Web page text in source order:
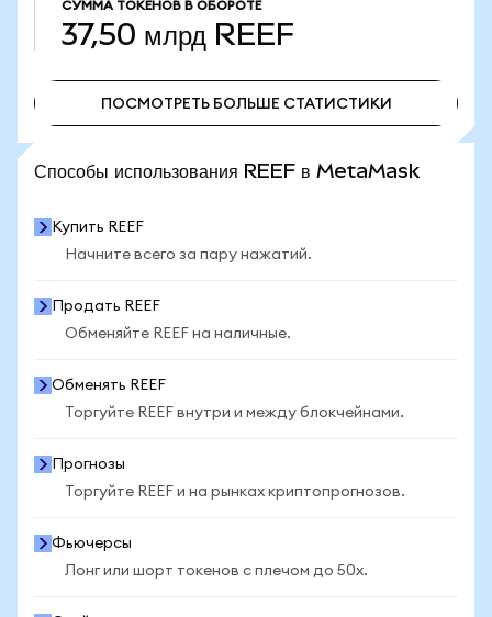
СУММА ТОКЕНОВ В ОБОРОТЕ
37,50 млрд REEF
ПОСМОТРЕТЬ БОЛЬШЕ СТАТИСТИКИ
Способы использования REEF в MetaMask
Купить REEF
Начните всего за пару нажатий.
Продать REEF
Обменяйте REEF на наличные.
Обменять REEF
Торгуйте REEF внутри и между блокчейнами.
Прогнозы
Торгуйте REEF и на рынках криптопрогнозов.
Фьючерсы
Лонг или шорт токенов с плечом до 50x.